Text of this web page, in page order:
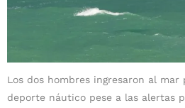
Los dos hombres ingresaron al
deporte náutico pese a las alertas